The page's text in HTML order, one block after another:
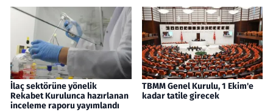
İlaç sektörüne yönelik
Rekabet Kurulunca hazırlanan
inceleme raporu yayımlandı
TBMM Genel Kurulu, 1 Ekim'e
kadar tatile girecek